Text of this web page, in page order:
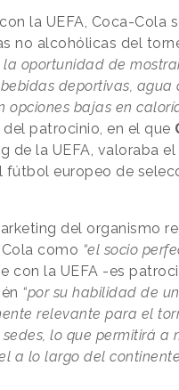
la UEFA, Coca-Cola
no alcohólicas del
oportunidad de
deportivas,
opciones bajas en
patrocinio, en el que
de la UEFA, valoraba
fútbol europeo de
del organismo
como “el socio
con la UEFA -es
“por su habilidad de
relevante para el
lo que permitirá a
a lo largo del